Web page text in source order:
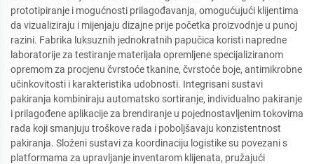
prototipiranje i mogućnosti prilagođavanja, omogućujući klijentima
da vizualiziraju i mijenjaju dizajne prije početka proizvodnje u punoj
razini. Fabrika luksuznih jednokratnih papučica koristi napredne
laboratorije za testiranje materijala opremljene specijaliziranom
opremom za procjenu čvrstoće tkanine, čvrstoće boje, antimikrobne
učinkovitosti i karakteristika udobnosti. Integrisani sustavi
pakiranja kombiniraju automatsko sortiranje, individualno pakiranje
i prilagođene aplikacije za brendiranje u pojednostavljenim tokovima
rada koji smanjuju troškove rada i poboljšavaju konzistentnost
pakiranja. Složeni sustavi za koordinaciju logistike su povezani s
platformama za upravljanje inventarom klijenata, pružajući